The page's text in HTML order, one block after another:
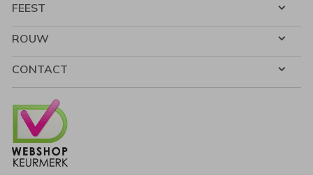
FEEST
ROUW
CONTACT